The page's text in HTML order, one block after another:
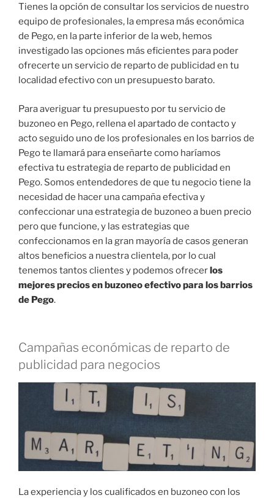
Tienes la opción de consultar los servicios de nuestro
equipo de profesionales, la empresa más económica
de Pego, en la parte inferior de la web, hemos
investigado las opciones más eficientes para poder
ofrecerte un servicio de reparto de publicidad en tu
localidad efectivo con un presupuesto barato.
Para averiguar tu presupuesto por tu servicio de
buzoneo en Pego, rellena el apartado de contacto y
acto seguido uno de los profesionales en los barrios de
Pego te llamará para enseñarte como haríamos
efectiva tu estrategia de reparto de publicidad en
Pego. Somos entendedores de que tu negocio tiene la
necesidad de hacer una campaña efectiva y
confeccionar una estrategia de buzoneo a buen precio
pero que funcione, y las estrategias que
confeccionamos en la gran mayoría de casos generan
altos beneficios a nuestra clientela, por lo cual
tenemos tantos clientes y podemos ofrecerlos
mejores precios en buzoneo efectivo para los barrios
de Pego.
Campañas económicas de reparto de
publicidad para negocios
La experiencia y los cualificados en buzoneo con los